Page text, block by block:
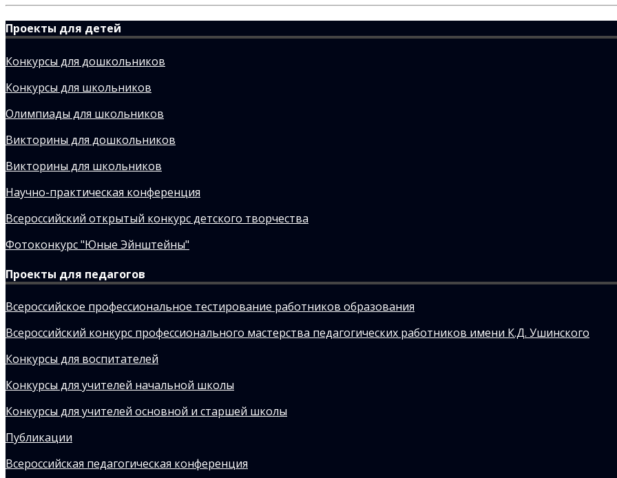
Проекты для детей
Конкурсы для дошкольников
Конкурсы для школьников
Олимпиады для школьников
Викторины для дошкольников
Викторины для школьников
Научно-практическая конференция
Всероссийский открытый конкурс детского творчества
Фотоконкурс "Юные Эйнштейны"
Проекты для педагогов
Всероссийское профессиональное тестирование работников образования
Всероссийский конкурс профессионального мастерства педагогических работников имени К.Д. Ушинского
Конкурсы для воспитателей
Конкурсы для учителей начальной школы
Конкурсы для учителей основной и старшей школы
Публикации
Всероссийская педагогическая конференция